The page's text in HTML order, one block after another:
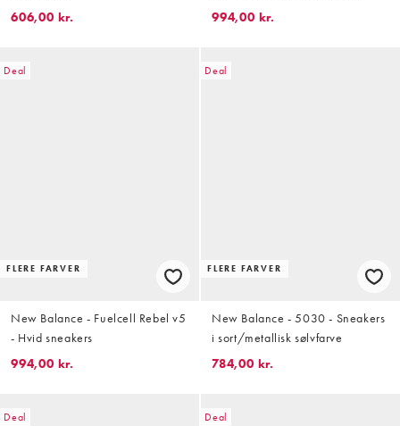
606,00 kr.
994,00 kr.
Deal
FLERE FARVER
New Balance - Fuelcell Rebel v5
- Hvid sneakers
994,00 kr.
Deal
FLERE FARVER
New Balance - 5030 - Sneakers
i sort/metallisk sølvfarve
784,00 kr.
Deal Deal